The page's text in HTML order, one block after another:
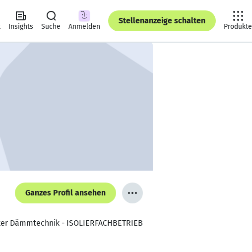
Insights Suche Anmelden
Stellenanzeige schalten
Produkte
Ganzes Profil ansehen
Dämmtechnik - ISOLIERFACHBETRIEB